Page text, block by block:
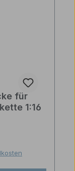
für
1:16